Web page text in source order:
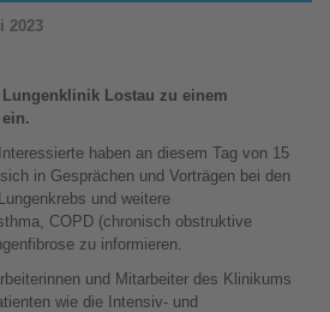
2023
Lostau zu einem
haben an diesem Tag von 15
in Gesprächen und Vorträgen bei den
und weitere
COPD (chronisch obstruktive
zu informieren.
und Mitarbeiter des Klinikums
wie die Intensiv- und